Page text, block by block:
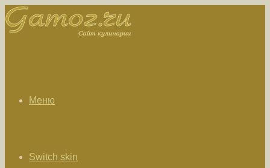
Меню
Switch skin